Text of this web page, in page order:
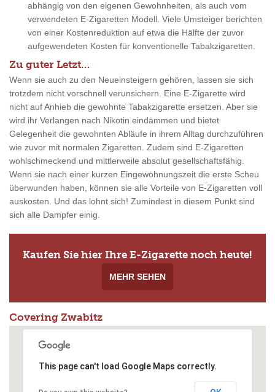
abhängig von den eigenen Gewohnheiten, als auch vom
verwendeten E-Zigaretten Modell. Viele Umsteiger berichten
von einer Kostenreduktion auf etwa die Hälfte der zuvor
aufgewendeten Kosten für konventionelle Tabakzigaretten.
Zu guter Letzt…
Wenn sie auch zu den Neueinsteigern gehören, lassen sie sich
trotzdem nicht vorschnell verunsichern. Eine E-Zigarette wird
nicht auf Anhieb die gewohnte Tabakzigarette ersetzen. Aber sie
wird ihr Verlangen nach Nikotin eindämmen und bietet
Gelegenheit die gewohnten Abläufe in ihrem Alltag durchzuführen
wie zuvor mit normalen Zigaretten. Zudem sind E-Zigaretten
wohlschmeckend und mittlerweile absolut gesellschaftsfähig.
Wenn sie nach einer kurzen Eingewöhnungszeit die erste Scheu
überwunden haben, können sie alle Vorteile von E-Zigaretten voll
auskosten. Und das lohnt sich! Zumindest in diesem Punkt sind
sich alle Dampfer einig.
Kaufen Sie hier Ihre E-Zigarette noch heute!
MEHR SEHEN
Covering Zwabitz
This page can't load Google Maps correctly.